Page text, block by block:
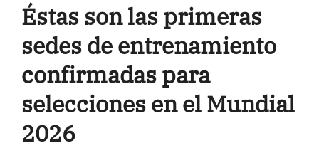
Éstas son las primeras
sedes de entrenamiento
confirmadas para
selecciones en el Mundial
2026